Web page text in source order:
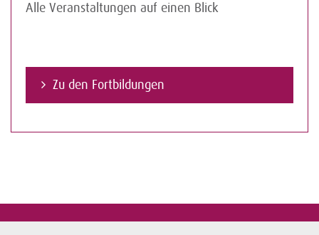
Alle Veranstaltungen auf einen Blick
Zu den Fortbildungen